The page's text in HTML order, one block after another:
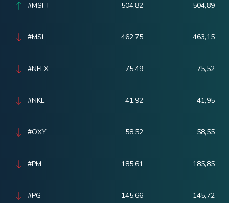
#MSFT 504,82 504,89
#MSI 462,75 463,15
#NFLX 75,49 75,52
#NKE 41,92 41,95
#OXY 58,52 58,55
#PM 185,61 185,85
#PG 145,66 145,72